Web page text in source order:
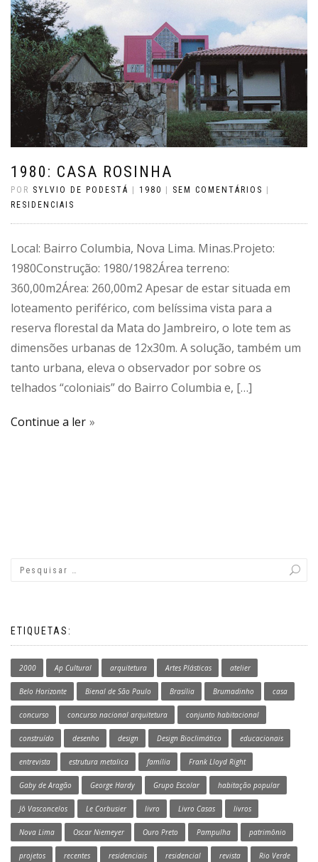
1980: CASA ROSINHA
POR SYLVIO DE PODESTÁ 1980 SEM COMENTÁRIOS
RESIDENCIAIS
Local: Bairro Columbia, Nova Lima. Minas.Projeto:
1980Construção: 1980/1982Área terreno:
360,00m2Área: 260,00m2 Apesar de estar situada em
loteamento periférico, com belíssima vista para a
reserva florestal da Mata do Jambreiro, o lote tem as
dimensões urbanas de 12x30m. A solução, também um
tanto urbana, eleva o observador por sobre os
telhados “coloniais” do Bairro Columbia e, […]
Continue a ler
ETIQUETAS:
2000 Ap Cultural arquitetura Artes Plásticas atelier
Belo Horizonte Bienal de São Paulo Brasília Brumadinho casa
concurso concurso nacional arquitetura conjunto habitacional
construído desenho design Design Bioclimático educacionais
entrevista estrutura metalica família Frank Lloyd Right
Gaby de Aragão George Hardy Grupo Escolar habitação popular
Jô Vasconcelos Le Corbusier livro Livro Casas livros
Nova Lima Oscar Niemeyer Ouro Preto Pampulha patrimônio
projetos recentes residenciais residencial revista Rio Verde